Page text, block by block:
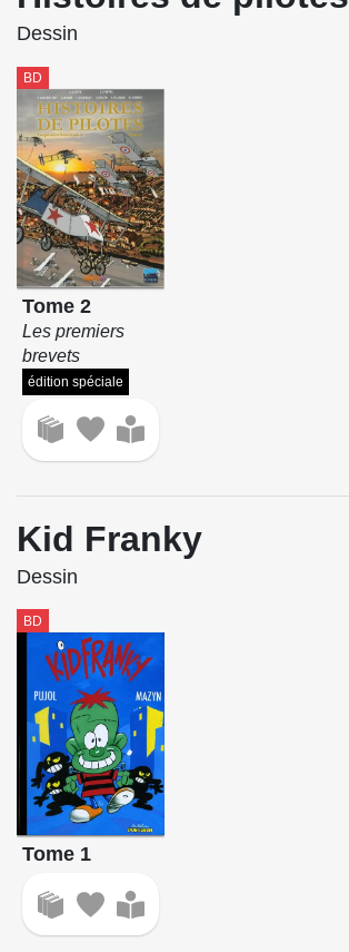
Dessin
BD
Tome 2
Les premiers
brevets
édition spéciale
Kid Franky
Dessin
BD
Tome 1